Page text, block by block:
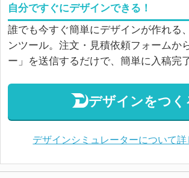
自分ですぐにデザインできる！
誰でも今すぐ簡単にデザインが作れる
ンツール。注文・見積依頼フォームか
ー」を送信するだけで、簡単に入稿完
デザインをつく
デザインシミュレーターについて詳